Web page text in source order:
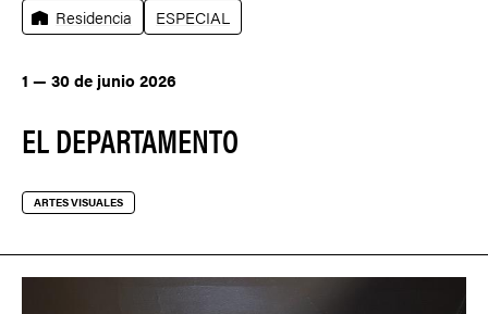
Residencia ESPECIAL
1 — 30 de junio 2026
EL DEPARTAMENTO
ARTES VISUALES